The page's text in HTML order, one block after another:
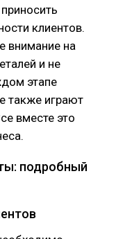
клиентов.
внимание на
и не
этапе
также играют
вместе это
подробный